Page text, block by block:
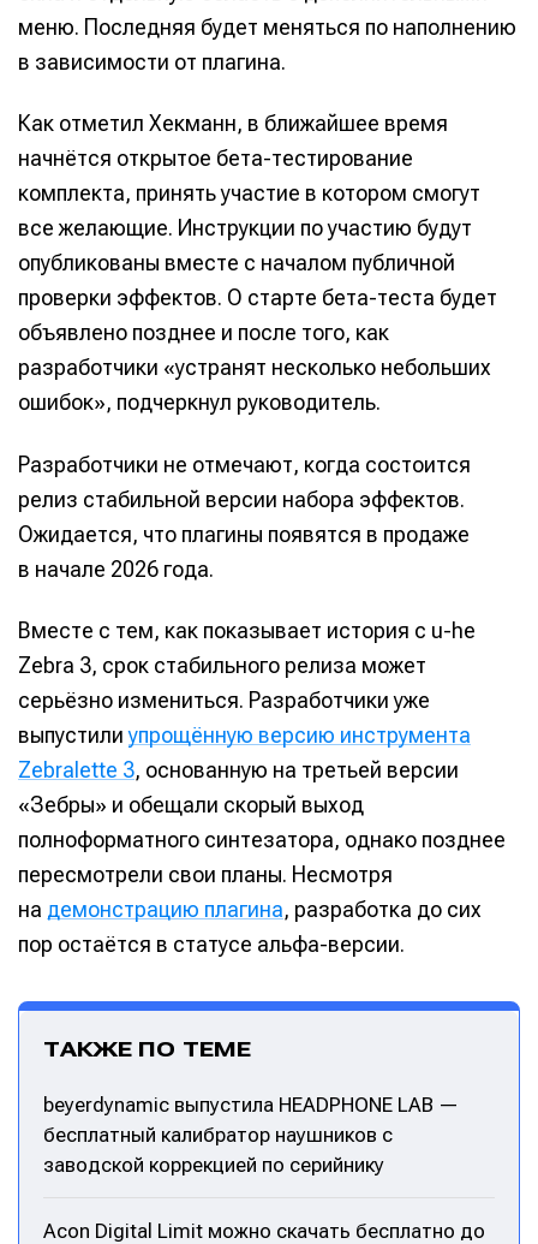
Мы в социальных сетях
Информация
О проекте
Мы в социальных сетях
Информация
О проекте
меню. Последняя будет меняться по наполнению
в зависимости от плагина.
Как отметил Хекманн, в ближайшее время
начнётся открытое бета-тестирование
комплекта, принять участие в котором смогут
все желающие. Инструкции по участию будут
опубликованы вместе с началом публичной
проверки эффектов. О старте бета-теста будет
объявлено позднее и после того, как
разработчики «устранят несколько небольших
ошибок», подчеркнул руководитель.
Разработчики не отмечают, когда состоится
релиз стабильной версии набора эффектов.
Ожидается, что плагины появятся в продаже
в начале 2026 года.
Вместе с тем, как показывает история с u-he
Zebra 3, срок стабильного релиза может
серьёзно измениться. Разработчики уже
выпустилиупрощённую версию инструмента
Zebralette 3, основанную на третьей версии
«Зебры» и обещали скорый выход
полноформатного синтезатора, однако позднее
пересмотрели свои планы. Несмотря
на демонстрацию плагина, разработка до сих
пор остаётся в статусе альфа-версии.
ТАКЖЕ ПО ТЕМЕ
beyerdynamic выпустила HEADPHONE LAB —
бесплатный калибратор наушников с
заводской коррекцией по серийнику
Acon Digital Limit можно скачать бесплатно до